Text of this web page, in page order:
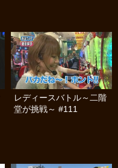
レディースバトル～二階
堂が挑戦～ #111